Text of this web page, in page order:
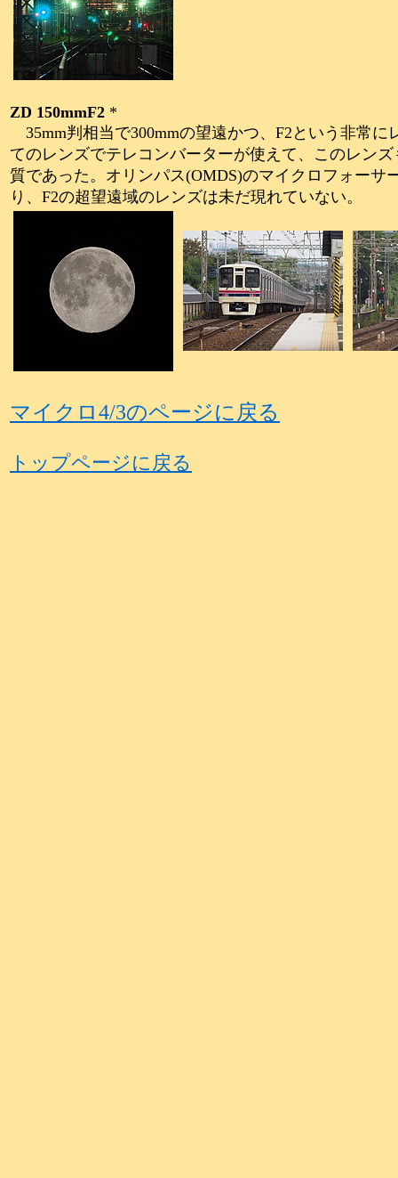
ZD 150mmF2 *
35mm判相当で300mmの望遠かつ、F2という非常
てのレンズでテレコンバーターが使えて、このレン
質であった。オリンパス(OMDS)のマイクロフォーサ
り、F2の超望遠域のレンズは未だ現れていない。
マイクロ4/3のページに戻る
トップページに戻る